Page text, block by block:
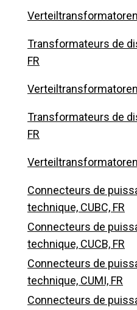
Verteiltransformatoren
Transformateurs de
FR
Verteiltransformatoren
Transformateurs de
FR
Verteiltransformatoren
Connecteurs de
technique, CUBC, FR
Connecteurs de
technique, CUCB, FR
Connecteurs de
technique, CUMI, FR
Connecteurs de